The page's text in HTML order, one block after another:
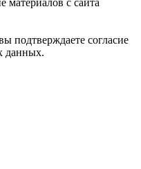
с сайта
подтверждаете согласие
данных.